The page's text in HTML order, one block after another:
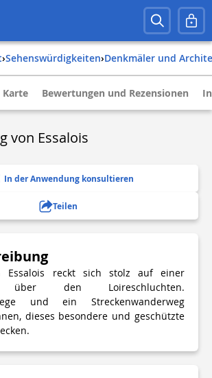
› Sehenswürdigkeiten› Denkmäler und
Karte Bewertungen und Rezensionen
von Essalois
In der Anwendung konsultieren
Teilen
Essalois reckt sich stolz auf einer
über den Loireschluchten.
und ein Streckenwanderweg
dieses besondere und geschützte